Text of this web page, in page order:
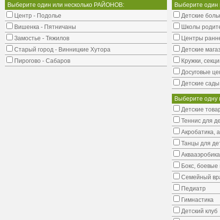
Выберите один или несколько РАЙОНОВ:
Центр - Подолье
Вишенка - Пятничаны
Замостье - Тяжилов
Старый город - Винницкие Хутора
Пирогово - Сабаров
Выберите
Детские
Школы
Центры
Детские
Кружки,
Досуговые
Детские сады
Выберите одну
Детские
Теннис для
Акробатика,
Танцы для
Бокс, боевые
Семейный
Педиатр
Гимнастика
Детский клуб